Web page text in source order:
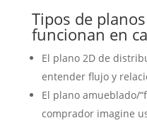
Tipos de
funcionan en
El plano 2D de
entender flujo y
El plano amueblado/
comprador imagine